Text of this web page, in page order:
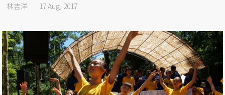
林吉洋 17 Aug, 2017